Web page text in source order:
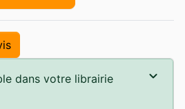
dans votre librairie